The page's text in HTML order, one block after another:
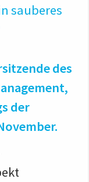
sauberes
des
der